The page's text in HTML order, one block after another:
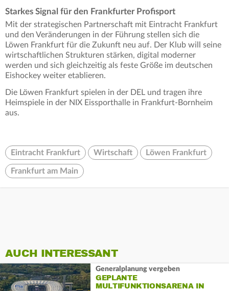
Starkes Signal für den Frankfurter Profisport
Mit der strategischen Partnerschaft mit Eintracht Frankfurt
und den Veränderungen in der Führung stellen sich die
Löwen Frankfurt für die Zukunft neu auf. Der Klub will seine
wirtschaftlichen Strukturen stärken, digital moderner
werden und sich gleichzeitig als feste Größe im deutschen
Eishockey weiter etablieren.
Die Löwen Frankfurt spielen in der DEL und tragen ihre
Heimspiele in der NIX Eissporthalle in Frankfurt-Bornheim
aus.
Eintracht Frankfurt Wirtschaft Löwen Frankfurt
Frankfurt am Main
AUCH INTERESSANT
Generalplanung vergeben
GEPLANTE
MULTIFUNKTIONSARENA IN